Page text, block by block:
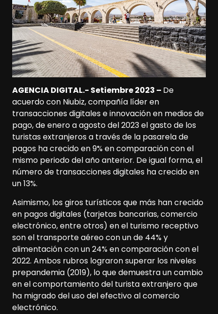
AGENCIA DIGITAL.- Setiembre 2023 – De
acuerdo con Niubiz, compañía líder en
transacciones digitales e innovación en medios de
pago, de enero a agosto del 2023 el gasto de los
turistas extranjeros a través de la pasarela de
pagos ha crecido en 9% en comparación con el
mismo periodo del año anterior. De igual forma, el
número de transacciones digitales ha crecido en
un 13%.
Asimismo, los giros turísticos que más han crecido
en pagos digitales (tarjetas bancarias, comercio
electrónico, entre otros) en el turismo receptivo
son el transporte aéreo con un de 44% y
alimentación con un 24% en comparación con el
2022. Ambos rubros lograron superar los niveles
prepandemia (2019), lo que demuestra un cambio
en el comportamiento del turista extranjero que
ha migrado del uso del efectivo al comercio
electrónico.